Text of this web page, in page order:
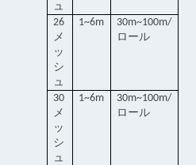
ュ
26
メ
ッ
シ
ュ
1~6m
30m~100m/
ロール
30
メ
ッ
シ
ュ
1~6m
30m~100m/
ロール